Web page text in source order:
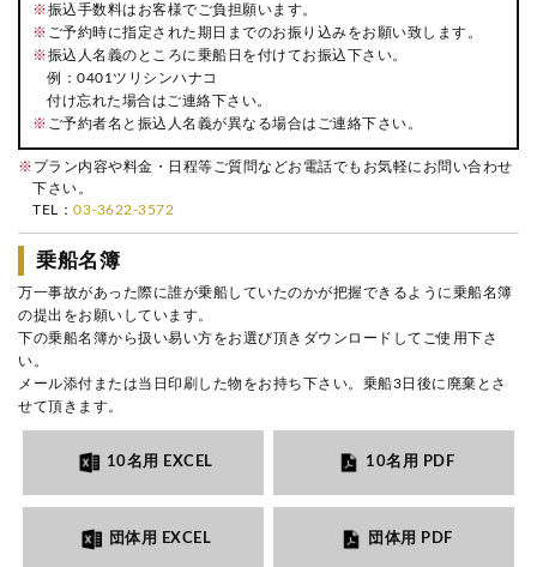
※振込手数料はお客様でご負担願います。
※ ご予約時に指定された期日までのお振り込みをお願い致します。
※振込人名義のところに乗船日を付けてお振込下さい。
例：0401ツリシンハナコ
付け忘れた場合はご連絡下さい。
※ ご予約者名と振込人名義が異なる場合はご連絡下さい。
※ プラン内容や料金・日程等ご質問などお電話でもお気軽にお問い合わせ
下さい。
TEL： 03-3622-3572
乗船名簿
万一事故があった際に誰が乗船していたのかが把握できるように乗船名簿
の提出をお願いしています。
下の乗船名簿から扱い易い方をお選び頂きダウンロードしてご使用下さ
い。
メール添付または当日印刷した物をお持ち下さい。乗船3日後に廃棄とさ
せて頂きます。
10名用 EXCEL 10名用 PDF
団体用 EXCEL 団体用 PDF